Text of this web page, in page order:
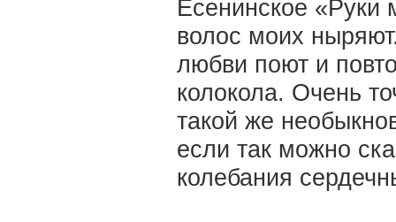
Есенинское
волос моих
любви поют и
колокола. Очень
такой же
если так можно
колебания